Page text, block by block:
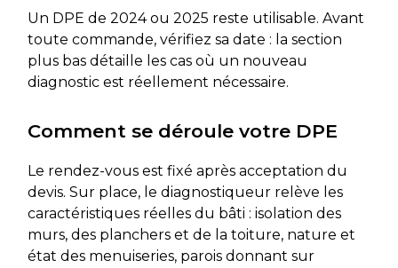
Un DPE de 2024 ou 2025 reste utilisable. Avant
toute commande, vérifiez sa date : la section
plus bas détaille les cas où un nouveau
diagnostic est réellement nécessaire.
Comment se déroule votre DPE
Le rendez-vous est fixé après acceptation du
devis. Sur place, le diagnostiqueur relève les
caractéristiques réelles du bâti : isolation des
murs, des planchers et de la toiture, nature et
état des menuiseries, parois donnant sur